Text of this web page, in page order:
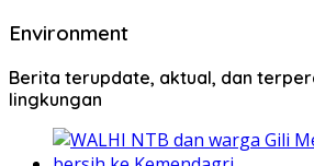
Environment
Berita terupdate, aktual, dan
lingkungan